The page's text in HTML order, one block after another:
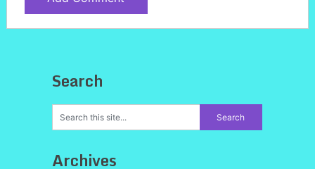
Search
Archives